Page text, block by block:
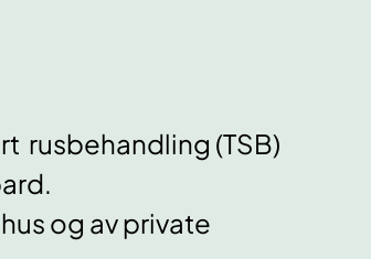
rusbehandling (TSB)
og av private